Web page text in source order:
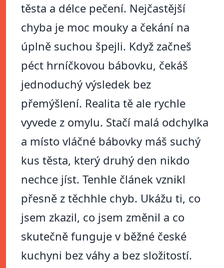
těsta a délce pečení. Nejčastější
chyba je moc mouky a čekání na
úplně suchou špejli. Když začneš
péct hrníčkovou bábovku, čekáš
jednoduchý výsledek bez
přemýšlení. Realita tě ale rychle
vyvede z omylu. Stačí malá odchylka
a místo vláčné bábovky máš suchý
kus těsta, který druhý den nikdo
nechce jíst. Tenhle článek vznikl
přesně z těchhle chyb. Ukážu ti, co
jsem zkazil, co jsem změnil a co
skutečně funguje v běžné české
kuchyni bez váhy a bez složitostí.